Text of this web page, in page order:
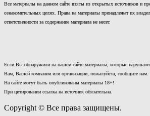
Все материалы на данном сайте взяты из открытых источников и
ознакомительных целях. Права на материалы принадлежат их
ответственности за содержание материала не несет.
Если Вы обнаружили на нашем сайте материалы, которые
Вам, Вашей компании или организации, пожалуйста, сообщите нам.
На сайте могут быть опубликованы материалы 18+!
При цитировании ссылка на источник обязательна.
Copyright © Все права защищены.